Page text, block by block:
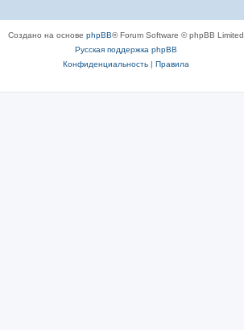
Создано на основе phpBB® Forum Software © phpBB Limited
Русская поддержка phpBB
Конфиденциальность| Правила